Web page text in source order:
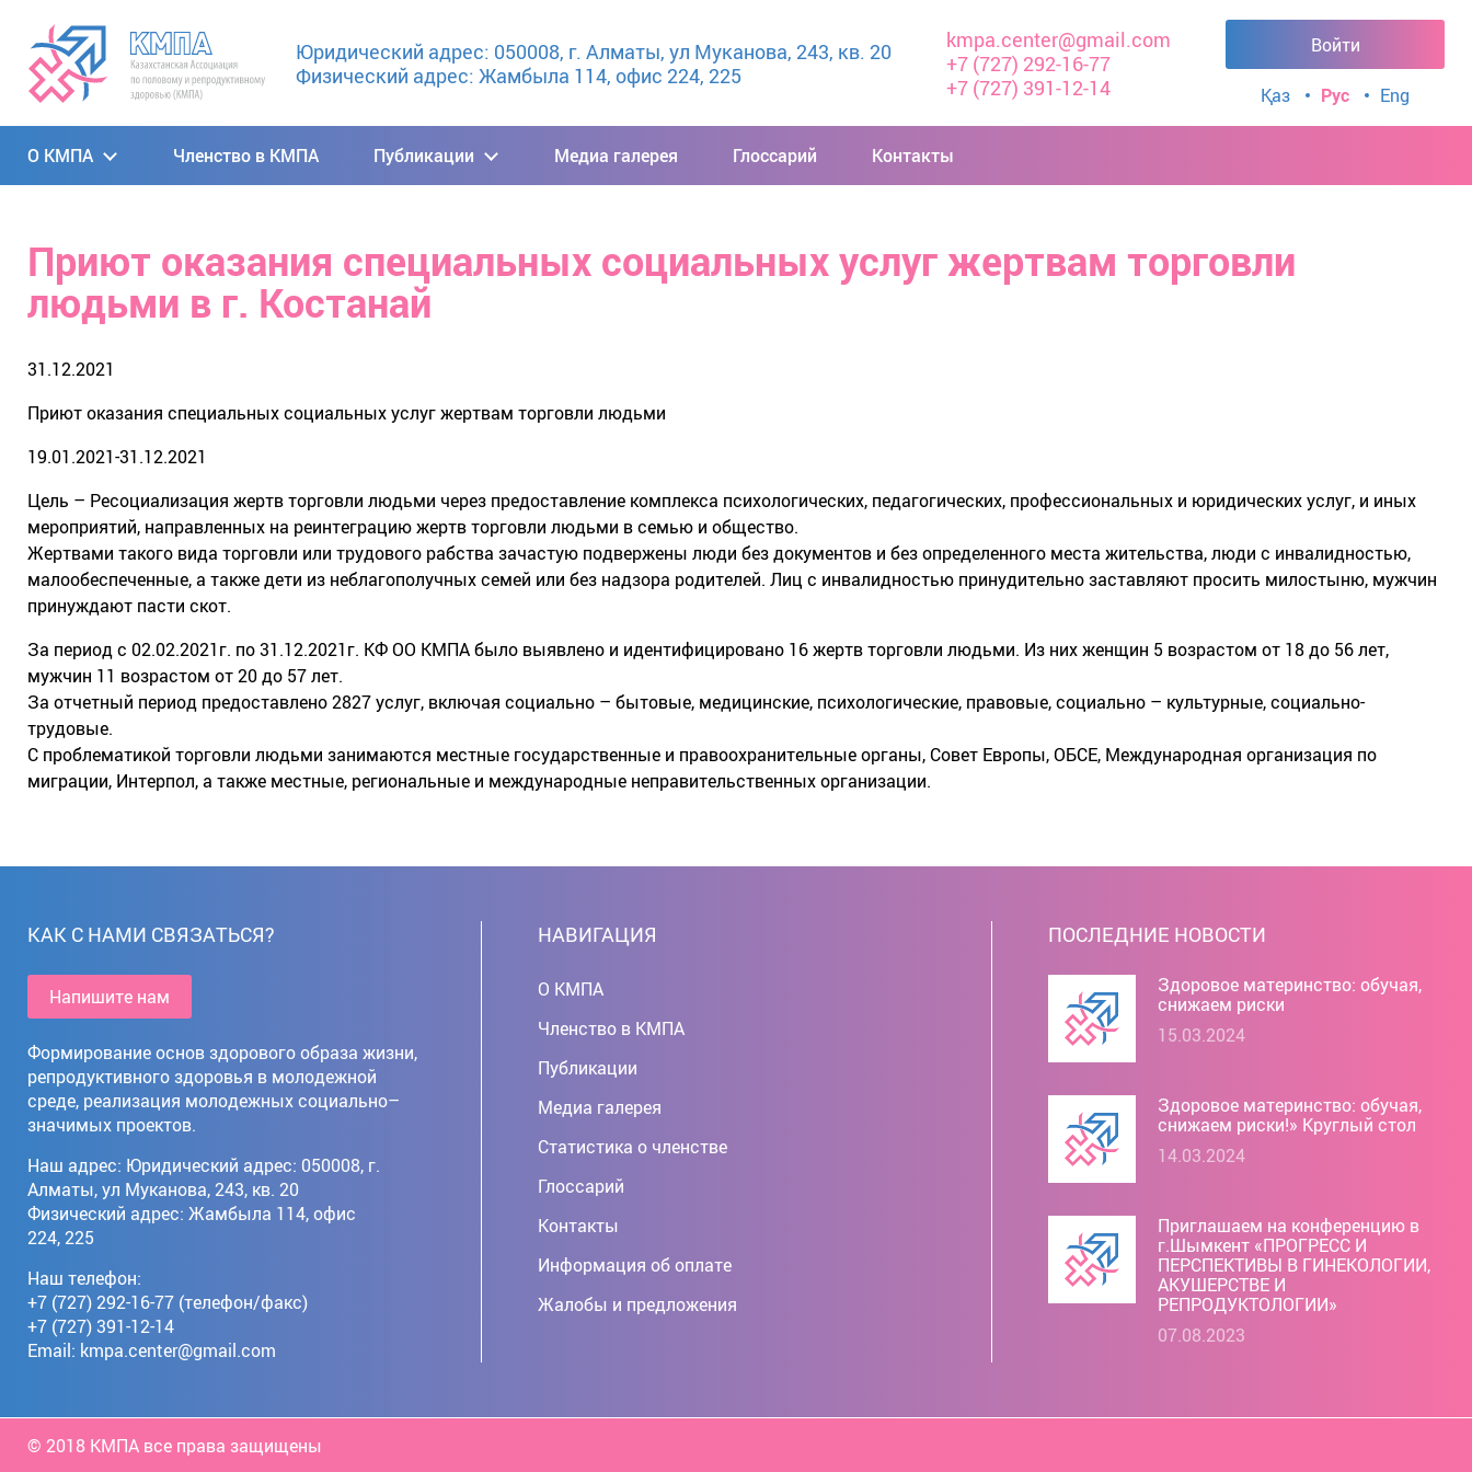
Юридический адрес: 050008, г. Алматы, ул Муканова, 243, кв. 20
Физический адрес: Жамбыла 114, офис 224, 225
kmpa.center@gmail.com
+7 (727) 292-16-77
+7 (727) 391-12-14
Войти
Қаз Рус Eng
О КМПА Членство в КМПА Публикации Медиа галерея Глоссарий Контакты
Приют оказания специальных социальных услуг жертвам торговли
людьми в г. Костанай
31.12.2021
Приют оказания специальных социальных услуг жертвам торговли людьми
19.01.2021-31.12.2021
Цель – Ресоциализация жертв торговли людьми через предоставление комплекса психологических, педагогических, профессиональных и юридических услуг, и иных
мероприятий, направленных на реинтеграцию жертв торговли людьми в семью и общество.
Жертвами такого вида торговли или трудового рабства зачастую подвержены люди без документов и без определенного места жительства, люди с инвалидностью,
малообеспеченные, а также дети из неблагополучных семей или без надзора родителей. Лиц с инвалидностью принудительно заставляют просить милостыню, мужчин
принуждают пасти скот.
За период с 02.02.2021г. по 31.12.2021г. КФ ОО КМПА было выявлено и идентифицировано 16 жертв торговли людьми. Из них женщин 5 возрастом от 18 до 56 лет,
мужчин 11 возрастом от 20 до 57 лет.
За отчетный период предоставлено 2827 услуг, включая социально – бытовые, медицинские, психологические, правовые, социально – культурные, социально-
трудовые.
С проблематикой торговли людьми занимаются местные государственные и правоохранительные органы, Совет Европы, ОБСЕ, Международная организация по
миграции, Интерпол, а также местные, региональные и международные неправительственных организации.
КАК С НАМИ СВЯЗАТЬСЯ?
Напишите нам
Формирование основ здорового образа жизни,
репродуктивного здоровья в молодежной
среде, реализация молодежных социально–
значимых проектов.
Наш адрес: Юридический адрес: 050008, г.
Алматы, ул Муканова, 243, кв. 20
Физический адрес: Жамбыла 114, офис
224, 225
Наш телефон:
+7 (727) 292-16-77 (телефон/факс)
+7 (727) 391-12-14
Email: kmpa.center@gmail.com
НАВИГАЦИЯ
О КМПА
Членство в КМПА
Публикации
Медиа галерея
Статистика о членстве
Глоссарий
Контакты
Информация об оплате
Жалобы и предложения
ПОСЛЕДНИЕ НОВОСТИ
Здоровое материнство: обучая,
снижаем риски
15.03.2024
Здоровое материнство: обучая,
снижаем риски!» Круглый стол
14.03.2024
Приглашаем на конференцию в
г.Шымкент «ПРОГРЕСС И
ПЕРСПЕКТИВЫ В ГИНЕКОЛОГИИ,
АКУШЕРСТВЕ И
РЕПРОДУКТОЛОГИИ»
07.08.2023
© 2018 КМПА все права защищены